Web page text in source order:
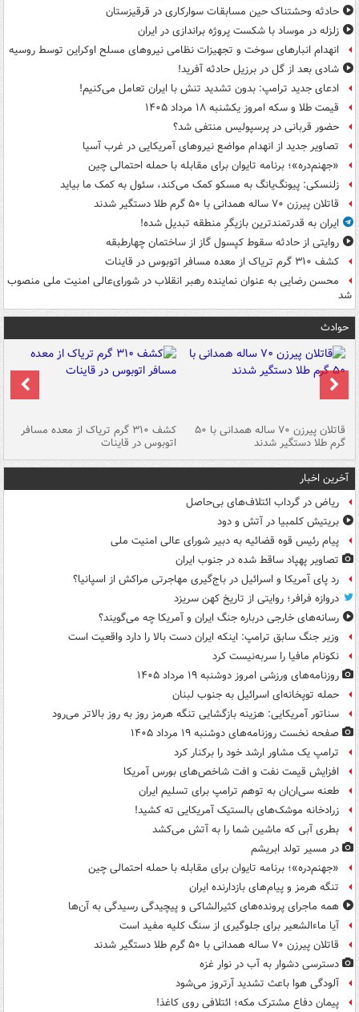
حادثه وحشتناک حین مسابقات سوارکاری در قرقیزستان
زلزله در موساد با شکست پروژه براندازی در ایران
انهدام انبارهای سوخت و تجهیزات نظامی نیروهای مسلح اوکراین توسط روسیه
شادی بعد از گل در برزیل حادثه آفرید!
ادعای جدید ترامپ: بدون تشدید تنش با ایران تعامل می‌کنیم!
قیمت طلا و سکه امروز یکشنبه ۱۸ مرداد ۱۴۰۵
حضور قربانی در پرسپولیس منتفی شد؟
تصاویر جدید از انهدام مواضع نیروهای آمریکایی در غرب آسیا
«جهنم‌دره»؛ برنامه تایوان برای مقابله با حمله احتمالی چین
زلنسکی: پیونگ‌یانگ به مسکو کمک می‌کند، سئول به کمک ما بیاید
قاتلان پیرزن ۷۰ ساله همدانی با ۵۰ گرم طلا دستگیر شدند
ایران به قدرتمندترین بازیگرِ منطقه تبدیل شده!
روایتی از حادثه سقوط کپسول گاز از ساختمان چهارطبقه
کشف ۳۱۰ گرم تریاک از معده مسافر اتوبوس در قاینات
محسن رضایی به عنوان نماینده رهبر انقلاب در شورای‌عالی امنیت ملی منصوب
شد
حوادث
قاتلان پیرزن ۷۰ ساله همدانی با ۵۰
گرم طلا دستگیر شدند
کشف ۳۱۰ گرم تریاک از معده مسافر
اتوبوس در قاینات
آخرین اخبار
ریاض در گرداب ائتلاف‌های بی‌حاصل
بریتیش کلمبیا در آتش و دود
پیام رئیس قوه قضائیه به دبیر شورای عالی امنیت ملی
تصاویر پهپاد ساقط شده در جنوب ایران
رد پای آمریکا و اسرائیل در باج‌گیری مهاجرتی مراکش از اسپانیا؟
دروازه فرافر؛ روایتی از تاریخ کهن سریزد
رسانه‌های خارجی درباره جنگ ایران و آمریکا چه می‌گویند؟
وزیر جنگ سابق ترامپ: اینکه ایران دست بالا را دارد واقعیت است
نکونام مافیا را سربه‌نیست کرد
روزنامه‌های ورزشی امروز دوشنبه ۱۹ مرداد ۱۴۰۵
حمله توپخانه‌ای اسرائیل به جنوب لبنان
سناتور آمریکایی: هزینه بازگشایی تنگه هرمز روز به روز بالاتر می‌رود
صفحه نخست روزنامه‌های دوشنبه ۱۹ مرداد ۱۴۰۵
ترامپ یک مشاور ارشد خود را برکنار کرد
افزایش قیمت نفت و افت شاخص‌های بورس آمریکا
طعنه سی‌ان‌ان به توهم ترامپ برای تسلیم ایران
زرادخانه موشک‌های بالستیک آمریکایی ته کشید!
بطری آبی که ماشین شما را به آتش می‌کشد
در مسیر تولد ابریشم
«جهنم‌دره»؛ برنامه تایوان برای مقابله با حمله احتمالی چین
تنگه هرمز و پیام‌های بازدارنده ایران
همه ماجرای پرونده‌های کثیرالشاکی و پیچیدگی رسیدگی به آن‌ها
آیا ماءالشعیر برای جلوگیری از سنگ کلیه مفید است
قاتلان پیرزن ۷۰ ساله همدانی با ۵۰ گرم طلا دستگیر شدند
دسترسی دشوار به آب در نوار غزه
آلودگی هوا باعث تشدید آرتروز می‌شود
پیمان دفاع مشترک مکه؛ ائتلافی روی کاغذ!